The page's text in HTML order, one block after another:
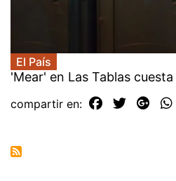
El País
'Mear' en Las Tablas
compartir en: